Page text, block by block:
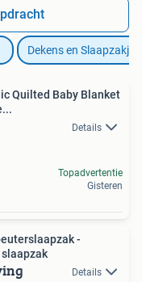
Dekens en Slaapzakjes
Quilted Baby Blanket
Details
Topadvertentie
Gisteren
-
Details